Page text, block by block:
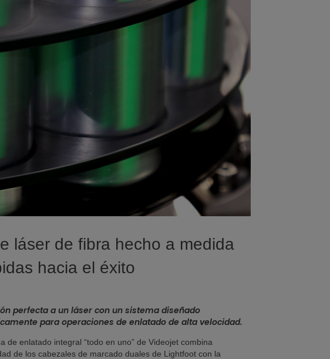
láser de fibra hecho a medida
hacia el éxito
perfecta a un láser con un sistema diseñado
para operaciones de enlatado de alta velocidad.
de enlatado integral “todo en uno” de Videojet combina
de los cabezales de marcado duales de Lightfoot con la